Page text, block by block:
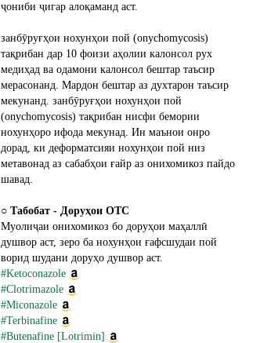
ҷониби ҷигар алоқаманд аст.
занбӯруғҳои нохунҳои пой (onychomycosis)
тақрибан дар 10 фоизи аҳолии калонсол рух
медиҳад ва одамони калонсол бештар таъсир
мерасонанд. Мардон бештар аз духтарон таъсир
мекунанд. занбӯруғҳои нохунҳои пой
(onychomycosis) тақрибан нисфи бемории
нохунҳоро ифода мекунад. Ин маънои онро
дорад, ки деформатсияи нохунҳои пой низ
метавонад аз сабабҳои ғайр аз онихомикоз пайдо
шавад.
○ Табобат - Доруҳои OTC
Муолиҷаи онихомикоз бо доруҳои маҳаллӣ
душвор аст, зеро ба нохунҳои ғафсшудаи пой
ворид шудани доруҳо душвор аст.
#Ketoconazole
#Clotrimazole
#Miconazole
#Terbinafine
#Butenafine [Lotrimin]